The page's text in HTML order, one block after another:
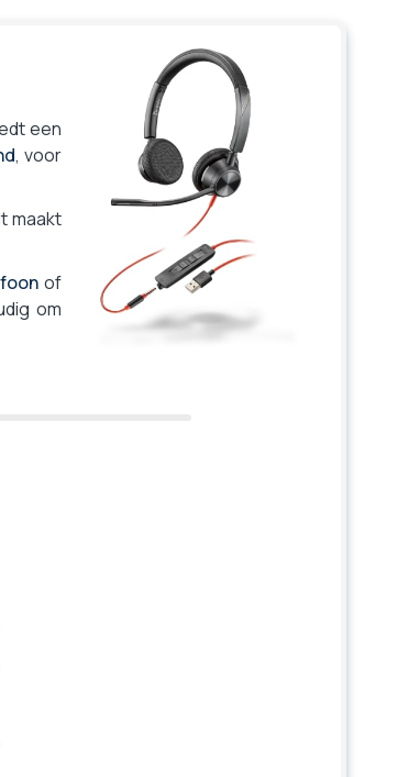
een
, voor
maakt
of
om